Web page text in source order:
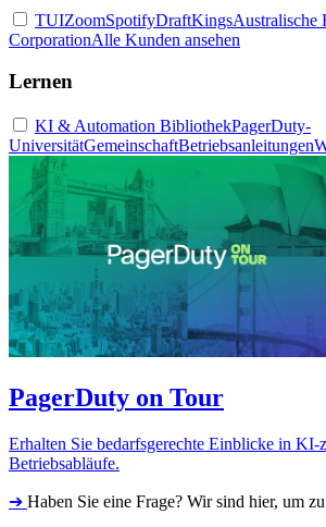
TUIZoomSpotifyDraftKingsAustralische
CorporationAlle Kunden ansehen
Lernen
KI & Automation BibliothekPagerDuty-
UniversitätGemeinschaftBetriebsanleitungen
PagerDuty on Tour
Erhalten Sie bedarfsgerechte Einblicke in KI-
Betriebsabläufe.
➔ Haben Sie eine Frage? Wir sind hier, um